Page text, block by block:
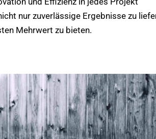
nur zuverlässige Ergebnisse zu
Mehrwert zu bieten.